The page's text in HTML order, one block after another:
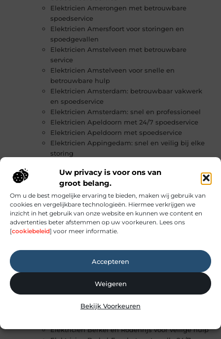
Uw privacy is voor ons van
groot belang.
Om u de best mogelijke ervaring te bieden, maken wij gebruik van
cookies en vergelijkbare technologieën. Hiermee verkrijgen we
inzicht in het gebruik van onze website en kunnen we content en
advertenties beter afstemmen op uw voorkeuren. Lees ons
[cookiebeleid] voor meer informatie.
Accepteren
Weigeren
Bekijk Voorkeuren
Elektricien Amerongen met betrouwbare
spoedservice
Elektricien Amersfoort voor storingen en
spoedgevallen
Elektricien Amstelveen met betrouwbare
service
Elektricien Amstelveen voor snelle en
betrouwbare hulp
Elektricien Amsterdam: betrouwbaar vakwerk
en spoedservice
Elektricien Amsterdam: snel en professioneel
Elektricien Apeldoorn met 24/7 spoedservice
Elektricien Apeldoorn met spoedservice
Elektricien Appingedam: snel en veilig bij elke
storing
storingen
Elektricien Assen: professioneel en snel ter
plaatse
Elektricien Assen: snel en betrouwbaar
Elektricien Asten: snelle en veilige hulp bij
stroomstoringen
Elektricien Badhoevedorp met 24/7
Elektricien Barneveld: snel en betrouwbaar bij
Elektricien Bennekom voor snelle hulp bij
Elektricien Bergen met directe 24/7 spoedhulp
Elektricien Berkel en Rodenrijs voor veilige hulp